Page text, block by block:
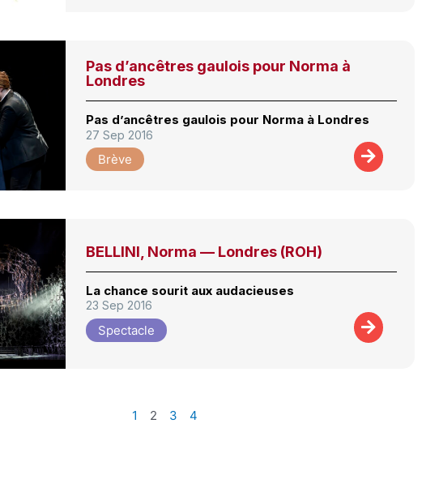
Pas d’ancêtres gaulois pour Norma à
Londres
Pas d’ancêtres gaulois pour Norma à Londres
27 Sep 2016
Brève
BELLINI, Norma — Londres (ROH)
La chance sourit aux audacieuses
23 Sep 2016
Spectacle
1 2 3 4